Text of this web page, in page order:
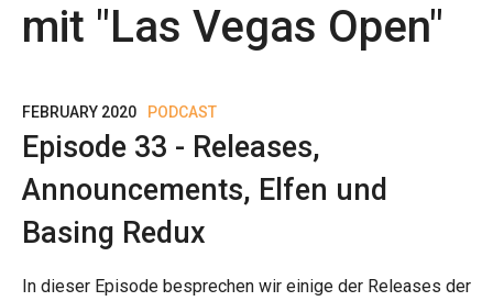
mit "Las Vegas Open"
FEBRUARY 2020 PODCAST
Episode 33 - Releases,
Announcements, Elfen und
Basing Redux
In dieser Episode besprechen wir einige der Releases der